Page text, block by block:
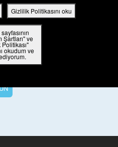
Gizlilik Politikasını oku
Şartları" ve
okudum ve
İçin
Süper Puanlar
kazanmak için
ücretsiz bir